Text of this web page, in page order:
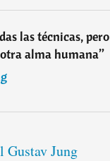
las técnicas, pero
alma humana”
Gustav Jung